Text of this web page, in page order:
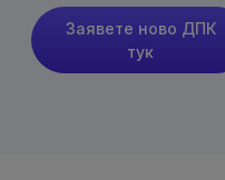
Заявете ново ДПК
тук